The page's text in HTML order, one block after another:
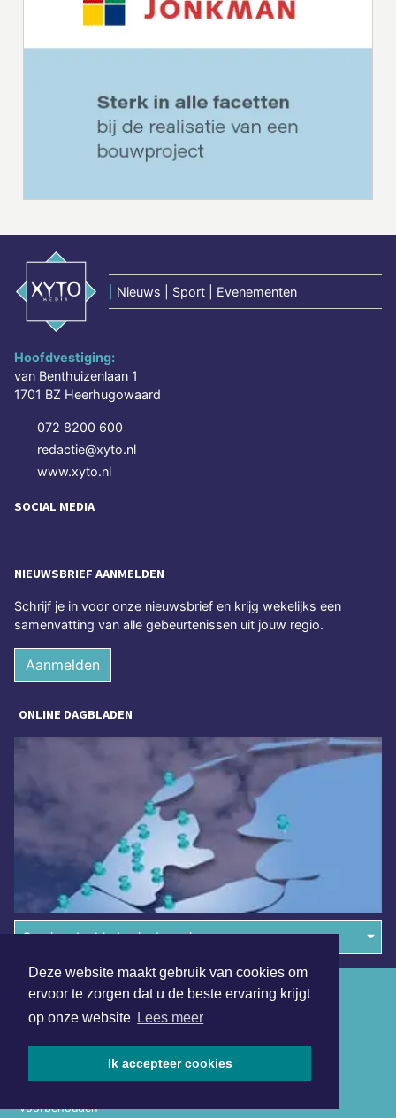
Deze website maakt gebruik van cookies om
ervoor te zorgen dat u de beste ervaring krijgt
op onze website Lees meer
Ik accepteer cookies
Nieuws | Sport | Evenementen
Hoofdvestiging:
van Benthuizenlaan 1
1701 BZ Heerhugowaard
072 8200 600
redactie@xyto.nl
www.xyto.nl
SOCIAL MEDIA
NIEUWSBRIEF AANMELDEN
Schrijf je in voor onze nieuwsbrief en krijg wekelijks een
samenvatting van alle gebeurtenissen uit jouw regio.
Aanmelden
ONLINE DAGBLADEN
Overige dagbladen in de regio
voorbehouden
Algemene voorwaarden
Disclaimer